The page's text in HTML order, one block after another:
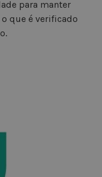
para manter
que é verificado